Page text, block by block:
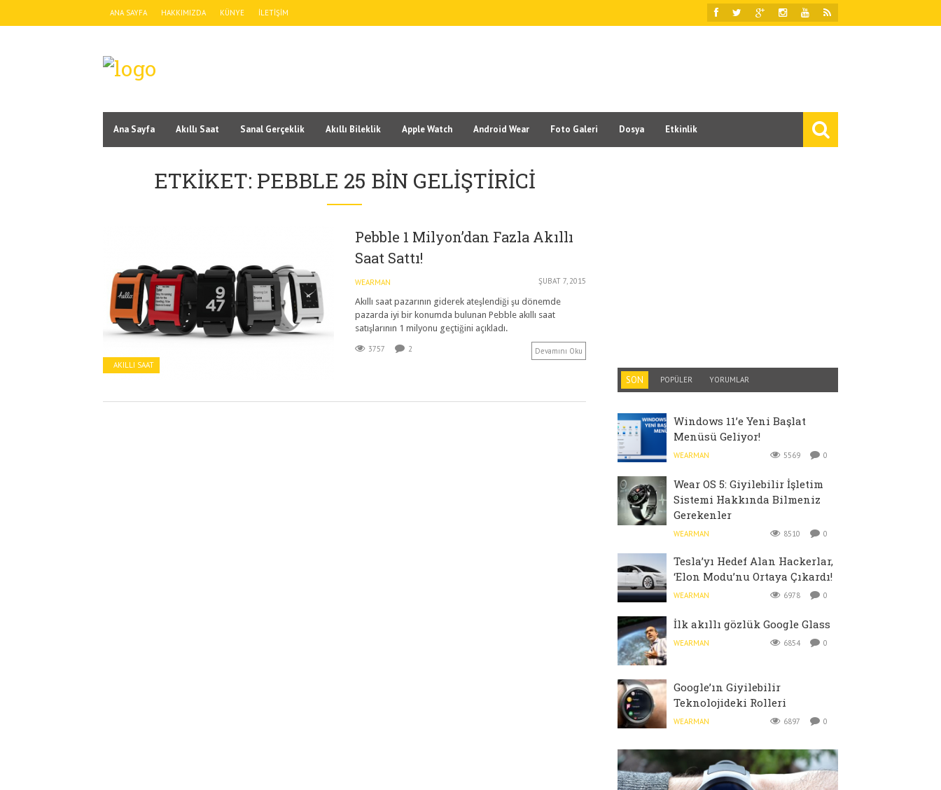
ANA SAYFA HAKKIMIZDA KÜNYE İLETIŞIM
Ana Sayfa Akıllı Saat Sanal Gerçeklik Akıllı Bileklik Apple Watch Android Wear Foto Galeri Dosya Etkinlik
ETKIKET: PEBBLE 25 BIN GELIŞTIRICI
AKILLI SAAT
Pebble 1 Milyon’dan Fazla Akıllı
Saat Sattı!
WEARMAN ŞUBAT 7, 2015
Akıllı saat pazarının giderek ateşlendiği şu dönemde
pazarda iyi bir konumda bulunan Pebble akıllı saat
satışlarının 1 milyonu geçtiğini açıkladı.
3757 2 Devamını Oku
SON POPÜLER YORUMLAR
Windows 11’e Yeni Başlat
Menüsü Geliyor!
WEARMAN 5569 0
Wear OS 5: Giyilebilir İşletim
Sistemi Hakkında Bilmeniz
Gerekenler
WEARMAN 8510 0
Tesla’yı Hedef Alan Hackerlar,
‘Elon Modu’nu Ortaya Çıkardı!
WEARMAN 6978 0
İlk akıllı gözlük Google Glass
WEARMAN 6854 0
Google’ın Giyilebilir
Teknolojideki Rolleri
WEARMAN 6897 0